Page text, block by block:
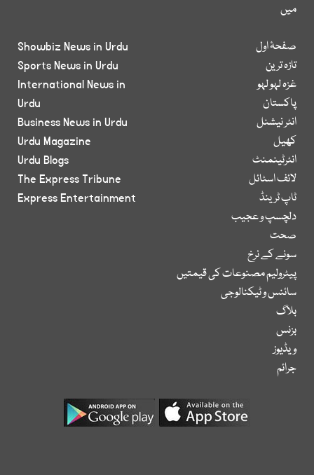
میں
صفحۂ اول
تازہ ترین
غزہ لہو لہو
پاکستان
انٹر نیشنل
کھیل
انٹرٹینمنٹ
لائف اسٹائل
ٹاپ ٹرینڈ
دلچسپ و عجیب
صحت
سونے کے نرخ
پیٹرولیم مصنوعات کی قیمتیں
سائنس و ٹیکنالوجی
بلاگ
بزنس
ویڈیوز
جرائم
Showbiz News in Urdu
Sports News in Urdu
International News in
Urdu
Business News in Urdu
Urdu Magazine
Urdu Blogs
The Express Tribune
Express Entertainment